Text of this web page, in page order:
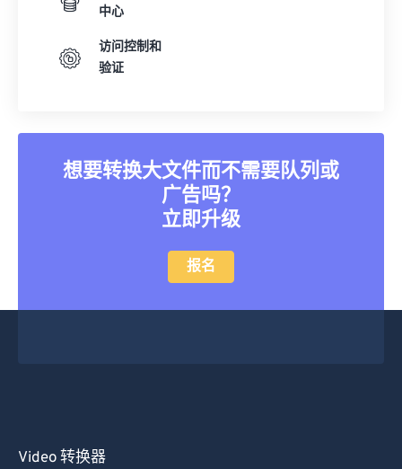
中心
访问控制和
验证
想要转换大文件而不需要队列或
广告吗？
立即升级
报名
Video 转换器